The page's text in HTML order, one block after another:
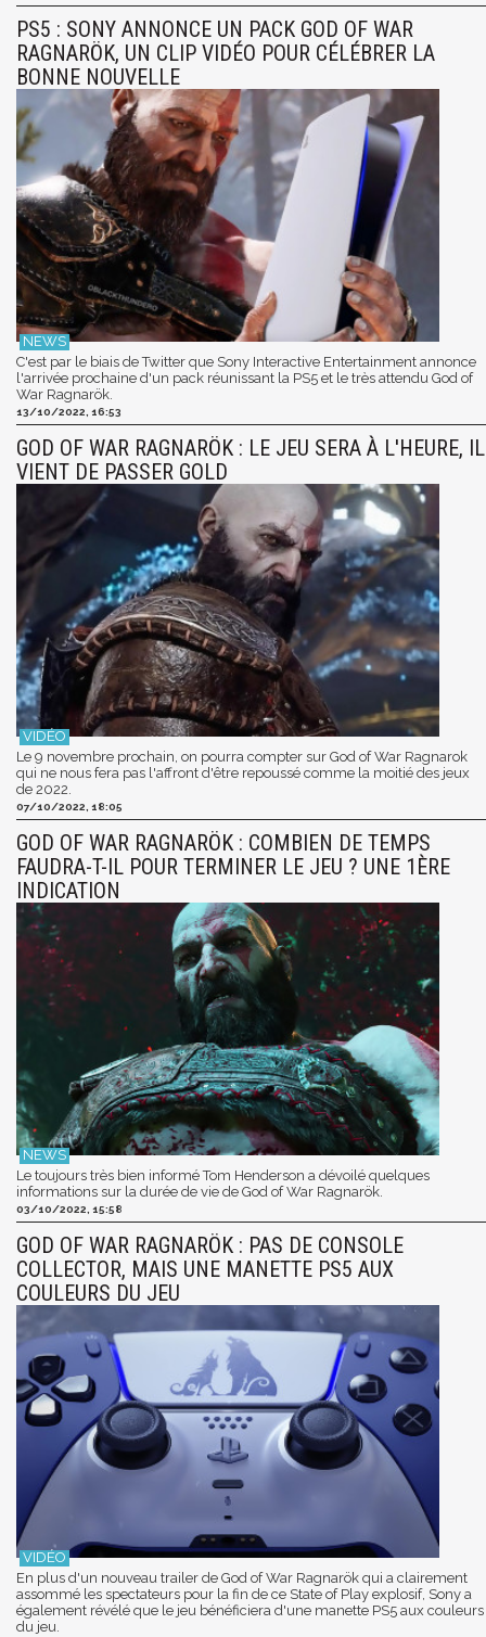
PS5 : SONY ANNONCE UN PACK GOD OF WAR
RAGNARÖK, UN CLIP VIDÉO POUR CÉLÉBRER LA
BONNE NOUVELLE
C'est par le biais de Twitter que Sony Interactive Entertainment annonce
l'arrivée prochaine d'un pack réunissant la PS5 et le très attendu God of
War Ragnarök.
13/10/2022, 16:53
GOD OF WAR RAGNARÖK : LE JEU SERA À L'HEURE, IL
VIENT DE PASSER GOLD
Le 9 novembre prochain, on pourra compter sur God of War Ragnarok
qui ne nous fera pas l'affront d'être repoussé comme la moitié des jeux
de 2022.
07/10/2022, 18:05
GOD OF WAR RAGNARÖK : COMBIEN DE TEMPS
FAUDRA-T-IL POUR TERMINER LE JEU ? UNE 1ÈRE
INDICATION
Le toujours très bien informé Tom Henderson a dévoilé quelques
informations sur la durée de vie de God of War Ragnarök.
03/10/2022, 15:58
GOD OF WAR RAGNARÖK : PAS DE CONSOLE
COLLECTOR, MAIS UNE MANETTE PS5 AUX
COULEURS DU JEU
En plus d'un nouveau trailer de God of War Ragnarök qui a clairement
assommé les spectateurs pour la fin de ce State of Play explosif, Sony a
également révélé que le jeu bénéficiera d'une manette PS5 aux couleurs
du jeu.